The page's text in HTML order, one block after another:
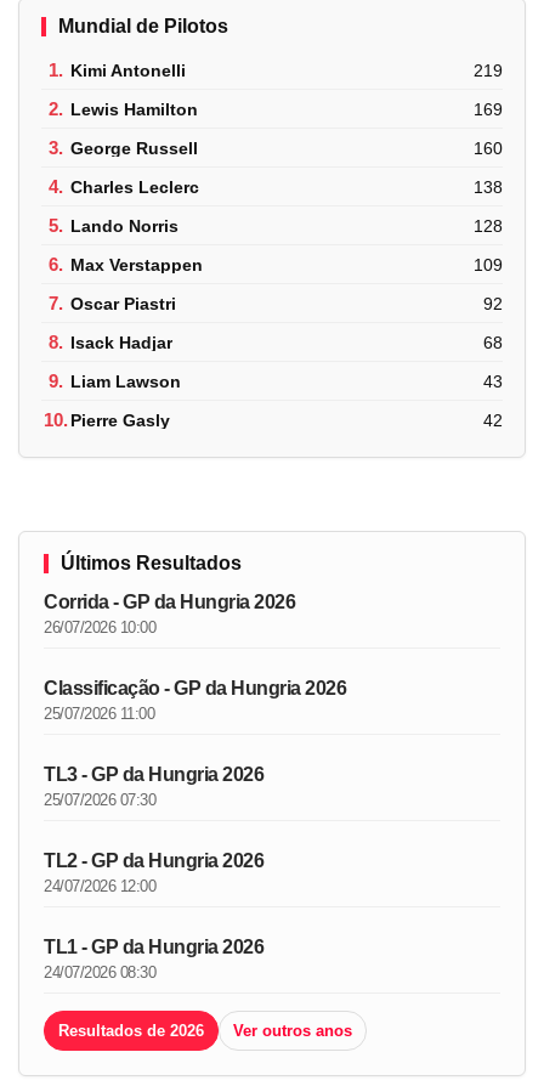
Mundial de Pilotos
1. Kimi Antonelli 219
2. Lewis Hamilton 169
3. George Russell 160
4. Charles Leclerc 138
5. Lando Norris 128
6. Max Verstappen 109
7. Oscar Piastri 92
8. Isack Hadjar 68
9. Liam Lawson 43
10.Pierre Gasly 42
Últimos Resultados
Corrida - GP da Hungria 2026
26/07/2026 10:00
Classificação - GP da Hungria 2026
25/07/2026 11:00
TL3 - GP da Hungria 2026
25/07/2026 07:30
TL2 - GP da Hungria 2026
24/07/2026 12:00
TL1 - GP da Hungria 2026
24/07/2026 08:30
Resultados de 2026 Ver outros anos